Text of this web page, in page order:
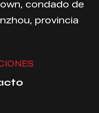
condado de
provincia